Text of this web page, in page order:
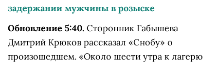
задержании мужчины в розыске
Обновление 5:40. Сторонник Габышева
Дмитрий Крюков рассказал «Снобу» о
произошедшем. «Около шести утра к лагерю